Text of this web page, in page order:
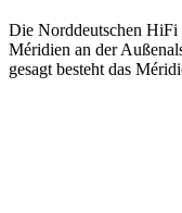
Die Norddeutschen HiFi
Méridien an der
gesagt besteht das